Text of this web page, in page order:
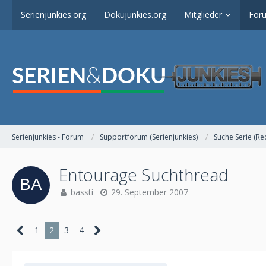
Serienjunkies.org Dokujunkies.org Mitglieder
Serienjunkies - Forum Supportforum (Serienjunkies) Suche Serie
Entourage Suchthread
bassti 29. September 2007
1 2 3 4